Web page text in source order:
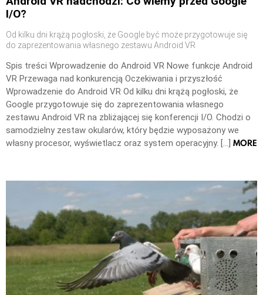
I/O?
Od kilku dni krążą pogłoski, że Google być może przygotowuje się
do zaprezentowania własnego zestawu Android VR
Spis treści Wprowadzenie do Android VR Nowe funkcje Android
VR Przewaga nad konkurencją Oczekiwania i przyszłość
Wprowadzenie do Android VR Od kilku dni krążą pogłoski, że
Google przygotowuje się do zaprezentowania własnego
zestawu Android VR na zbliżającej się konferencji I/O. Chodzi o
samodzielny zestaw okularów, który będzie wyposażony we
własny procesor, wyświetlacz oraz system operacyjny. […] MORE